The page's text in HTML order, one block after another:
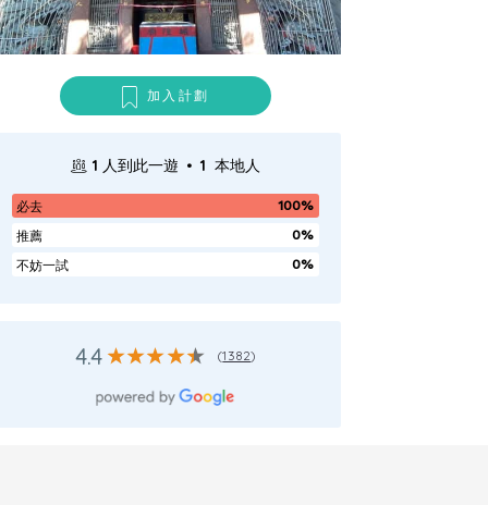
加入計劃
1 人到此一遊 . 1 本地人
必去
100%
推薦
0%
不妨一試
0%
4.4 (1382)